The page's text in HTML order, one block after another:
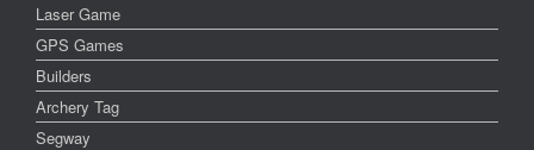
Laser Game
GPS Games
Builders
Archery Tag
Segway